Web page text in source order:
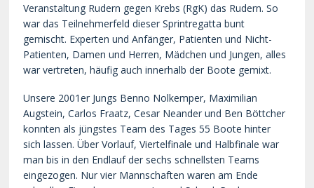
Veranstaltung Rudern gegen Krebs (RgK) das Rudern. So
war das Teilnehmerfeld dieser Sprintregatta bunt
gemischt. Experten und Anfänger, Patienten und Nicht-
Patienten, Damen und Herren, Mädchen und Jungen, alles
war vertreten, häufig auch innerhalb der Boote gemixt.
Unsere 2001er Jungs Benno Nolkemper, Maximilian
Augstein, Carlos Fraatz, Cesar Neander und Ben Böttcher
konnten als jüngstes Team des Tages 55 Boote hinter
sich lassen. Über Vorlauf, Viertelfinale und Halbfinale war
man bis in den Endlauf der sechs schnellsten Teams
eingezogen. Nur vier Mannschaften waren am Ende